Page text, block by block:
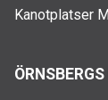
Kanotplatser